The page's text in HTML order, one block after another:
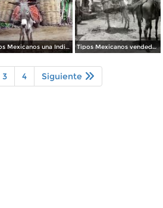
Tipos Mexicanos una India de viaje ( Circulada el 18 de Septiembre de 1925 ) Tipos Mexicanos vendedor de huevos.
3 4 Siguiente